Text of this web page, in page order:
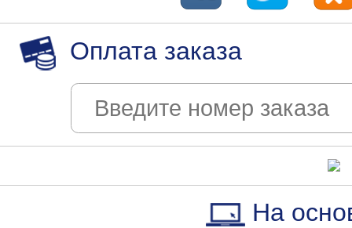
Оплата заказа
На